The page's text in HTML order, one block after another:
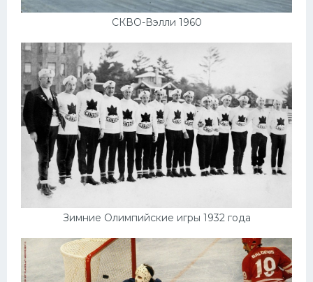
СКВО-Вэлли 1960
Зимние Олимпийские игры 1932 года